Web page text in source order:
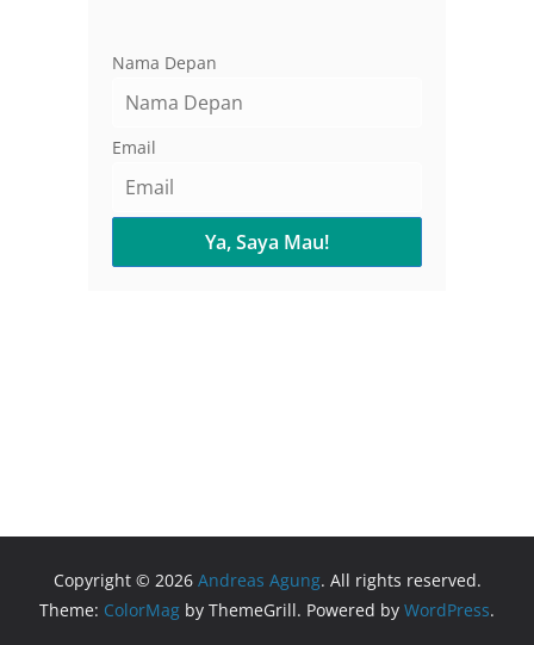
Nama Depan
Email
Copyright © 2026 Andreas Agung. All rights reserved.
Theme: ColorMag by ThemeGrill. Powered by WordPress.